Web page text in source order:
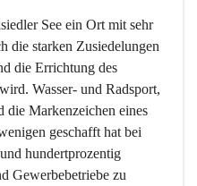
See ein Ort mit sehr
die starken Zusiedelungen
die Errichtung des
Wasser- und Radsport,
Markenzeichen eines
geschafft hat bei
hundertprozentig
Gewerbebetriebe zu